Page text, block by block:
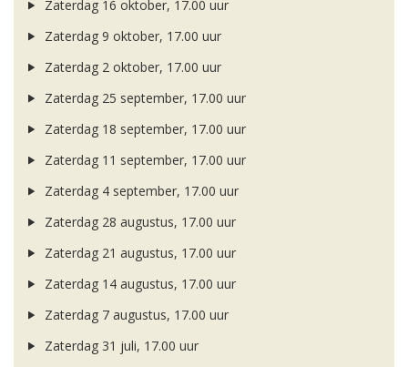
Zaterdag 16 oktober, 17.00 uur
Zaterdag 9 oktober, 17.00 uur
Zaterdag 2 oktober, 17.00 uur
Zaterdag 25 september, 17.00 uur
Zaterdag 18 september, 17.00 uur
Zaterdag 11 september, 17.00 uur
Zaterdag 4 september, 17.00 uur
Zaterdag 28 augustus, 17.00 uur
Zaterdag 21 augustus, 17.00 uur
Zaterdag 14 augustus, 17.00 uur
Zaterdag 7 augustus, 17.00 uur
Zaterdag 31 juli, 17.00 uur